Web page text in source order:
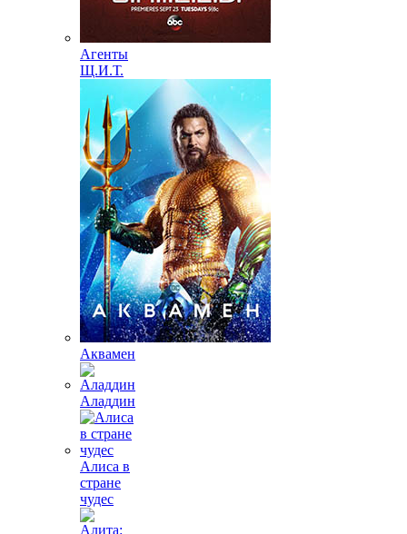
Агенты
Щ.И.Т.
Аквамен
Аладдин
Алиса в
стране
чудес